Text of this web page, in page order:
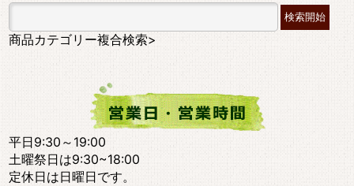
商品カテゴリー複合検索>
平日9:30～19:00
土曜祭日は9:30~18:00
定休日は日曜日です。